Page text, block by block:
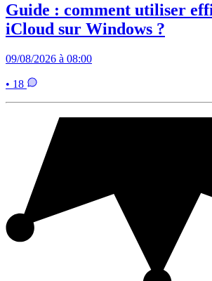
Guide : comment utiliser
iCloud sur Windows ?
09/08/2026 à 08:00
• 18